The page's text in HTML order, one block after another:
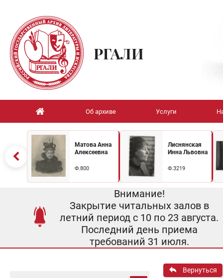
РГАЛИ
Об архиве Услуги
Матова Анна
Алексеевна
Ф.800
Лиснянская
Инна Львовна
Ф.3219
Внимание!
Закрытие читальных залов в
летний период с 10 по 23 августа.
Последний день приема
требований 31 июля.
Вернуться